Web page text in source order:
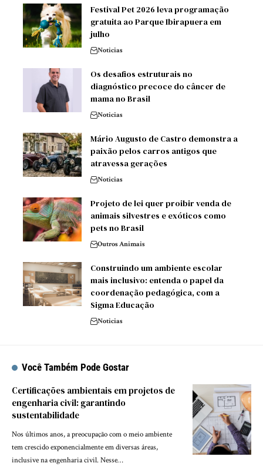
Festival Pet 2026 leva programação
gratuita ao Parque Ibirapuera em
julho
Noticias
Os desafios estruturais no
diagnóstico precoce do câncer de
mama no Brasil
Noticias
Mário Augusto de Castro demonstra a
paixão pelos carros antigos que
atravessa gerações
Noticias
Projeto de lei quer proibir venda de
animais silvestres e exóticos como
pets no Brasil
Outros Animais
Construindo um ambiente escolar
mais inclusivo: entenda o papel da
coordenação pedagógica, com a
Sigma Educação
Noticias
Você Também Pode Gostar
Certificações ambientais em projetos de
engenharia civil: garantindo
sustentabilidade
Nos últimos anos, a preocupação com o meio ambiente
tem crescido exponencialmente em diversas áreas,
inclusive na engenharia civil. Nesse…